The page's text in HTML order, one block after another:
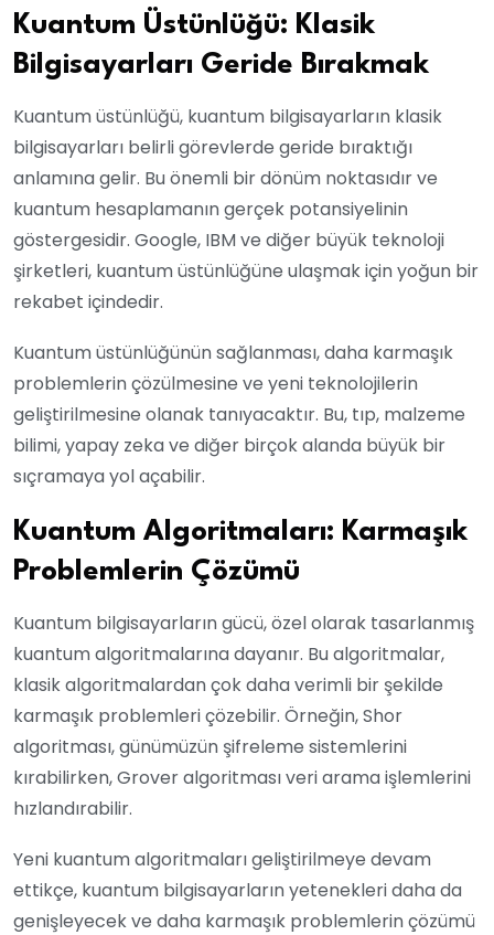
Kuantum Üstünlüğü: Klasik
Bilgisayarları Geride Bırakmak
Kuantum üstünlüğü, kuantum bilgisayarların klasik
bilgisayarları belirli görevlerde geride bıraktığı
anlamına gelir. Bu önemli bir dönüm noktasıdır ve
kuantum hesaplamanın gerçek potansiyelinin
göstergesidir. Google, IBM ve diğer büyük teknoloji
şirketleri, kuantum üstünlüğüne ulaşmak için yoğun bir
rekabet içindedir.
Kuantum üstünlüğünün sağlanması, daha karmaşık
problemlerin çözülmesine ve yeni teknolojilerin
geliştirilmesine olanak tanıyacaktır. Bu, tıp, malzeme
bilimi, yapay zeka ve diğer birçok alanda büyük bir
sıçramaya yol açabilir.
Kuantum Algoritmaları: Karmaşık
Problemlerin Çözümü
Kuantum bilgisayarların gücü, özel olarak tasarlanmış
kuantum algoritmalarına dayanır. Bu algoritmalar,
klasik algoritmalardan çok daha verimli bir şekilde
karmaşık problemleri çözebilir. Örneğin, Shor
algoritması, günümüzün şifreleme sistemlerini
kırabilirken, Grover algoritması veri arama işlemlerini
hızlandırabilir.
Yeni kuantum algoritmaları geliştirilmeye devam
ettikçe, kuantum bilgisayarların yetenekleri daha da
genişleyecek ve daha karmaşık problemlerin çözümü